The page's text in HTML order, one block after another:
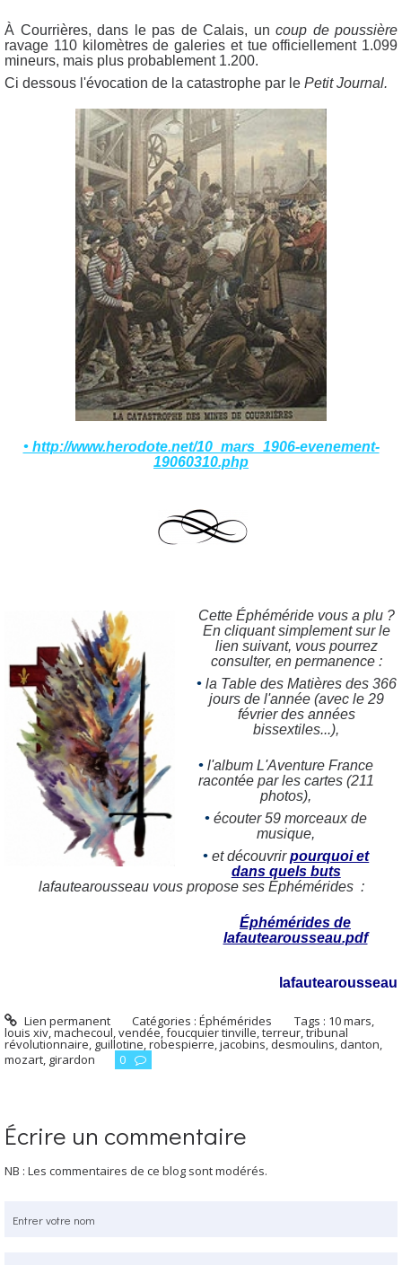
À Courrières, dans le pas de Calais, un coup de poussière
ravage 110 kilomètres de galeries et tue officiellement 1.099
mineurs, mais plus probablement 1.200.
Ci dessous l'évocation de la catastrophe par le Petit Journal.
• http://www.herodote.net/10_mars_1906-evenement-
19060310.php
Cette Éphéméride vous a plu ?
En cliquant simplement sur le
lien suivant, vous pourrez
consulter, en permanence :
• la Table des Matières des 366
jours de l'année (avec le 29
février des années
bissextiles...),
•l'album L'Aventure France
racontée par les cartes (211
photos),
•écouter 59 morceaux de
musique,
•et découvrirpourquoi et
dans quels buts
lafautearousseau vous propose ses Éphémérides :
Éphémérides de
lafautearousseau.pdf
lafautearousseau
Lien permanent Catégories :Éphémérides Tags : 10 mars,
louis xiv,machecoul,vendée,foucquier tinville,terreur,tribunal
révolutionnaire, guillotine,robespierre,jacobins, desmoulins, danton,
mozart, girardon 0
Écrire un commentaire
NB : Les commentaires de ce blog sont modérés.